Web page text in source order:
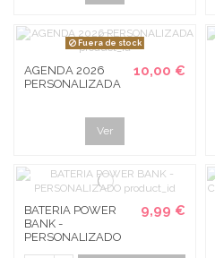
Fuera de stock
AGENDA 2026
PERSONALIZADA
10,00 €
Ver
BATERIA POWER
BANK -
PERSONALIZADO
9,99 €